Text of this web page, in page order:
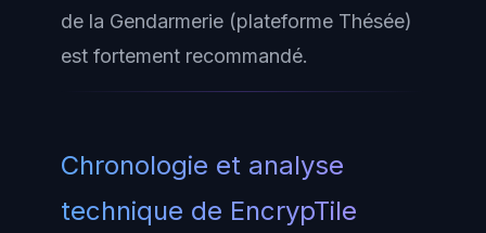
de la Gendarmerie (plateforme Thésée)
est fortement recommandé.
Chronologie et analyse
technique de EncrypTile